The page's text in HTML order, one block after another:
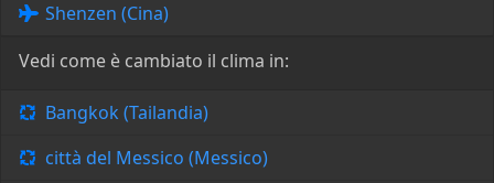
Shenzen (Cina)
Vedi come è cambiato il clima in:
Bangkok (Tailandia)
città del Messico (Messico)